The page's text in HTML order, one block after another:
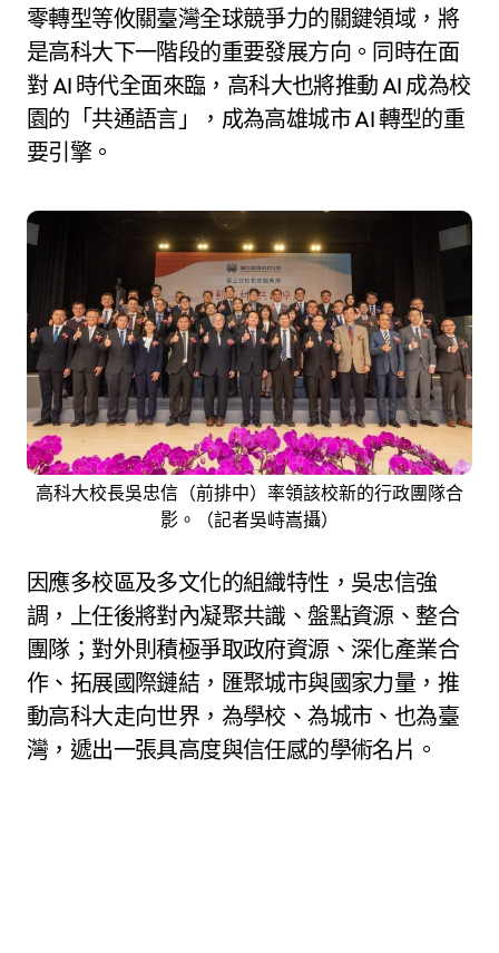
零轉型等攸關臺灣全球競爭力的關鍵領域，將
是高科大下一階段的重要發展方向。同時在面
對 AI 時代全面來臨，高科大也將推動 AI 成為校
園的「共通語言」，成為高雄城市 AI 轉型的重
要引擎。
高科大校長吳忠信（前排中）率領該校新的行政團隊合
影。（記者吳峙嵩攝）
因應多校區及多文化的組織特性，吳忠信強
調，上任後將對內凝聚共識、盤點資源、整合
團隊；對外則積極爭取政府資源、深化產業合
作、拓展國際鏈結，匯聚城市與國家力量，推
動高科大走向世界，為學校、為城市、也為臺
灣，遞出一張具高度與信任感的學術名片。